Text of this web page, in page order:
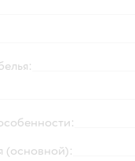
(основной):